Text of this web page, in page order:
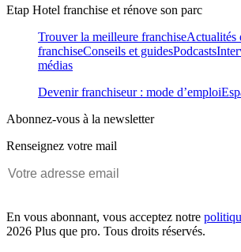
Etap Hotel franchise et rénove son parc
Trouver la meilleure franchiseActualités
franchiseConseils et guidesPodcasts
médias
Devenir franchiseur : mode d’emploi
Abonnez-vous à la newsletter
Renseignez votre mail
En vous abonnant, vous acceptez notre
2026 Plus que pro. Tous droits réservés.